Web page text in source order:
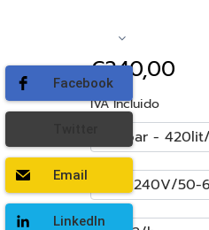
Facebook
Email
LinkedIn
€240,00
IVA Incluido